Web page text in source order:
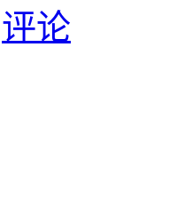
评论